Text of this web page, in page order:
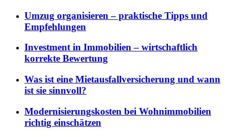
Umzug organisieren – praktische Tipps und
Empfehlungen
Investment in Immobilien – wirtschaftlich
korrekte Bewertung
Was ist eine Mietausfallversicherung und wann
ist sie sinnvoll?
Modernisierungskosten bei Wohnimmobilien
richtig einschätzen